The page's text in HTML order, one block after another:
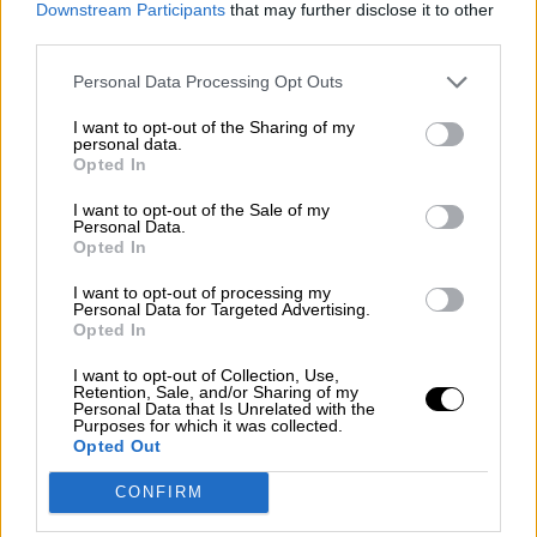
Downstream Participants that may further disclose it to other
Personal Data Processing Opt Outs
I want to opt-out of the Sharing of my
personal data.
Opted In
I want to opt-out of the Sale of my
Personal Data.
Opted In
I want to opt-out of processing my
Personal Data for Targeted Advertising.
Opted In
I want to opt-out of Collection, Use,
Retention, Sale, and/or Sharing of my
Personal Data that Is Unrelated with the
Purposes for which it was collected.
Opted Out
CONFIRM
¿La ciudadanía de Occidente
Por
Álvaro Frutos Rosado y Gabinete
Suelta y confía
Por María Comesaña
Votantes y votados
Por Juan Manuel Beltrán
El Conflicto de Oriente Medio:
Un Nuevo Orden Autoritario